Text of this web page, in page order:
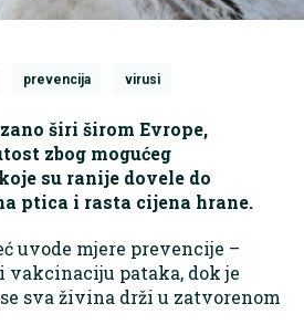
prevencija virusi
širi širom Evrope,
zbog mogućeg
su ranije dovele do
ptica i rasta cijena hrane.
uvode mjere prevencije –
vakcinaciju pataka, dok je
sva živina drži u zatvorenom